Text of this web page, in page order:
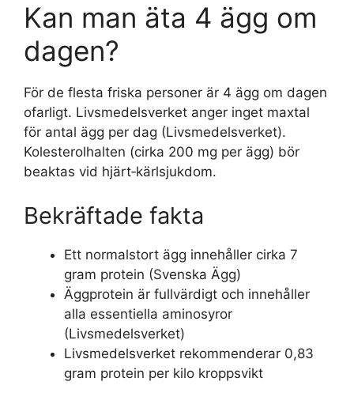
Kan man äta 4 ägg om
dagen?
För de flesta friska personer är 4 ägg om dagen
ofarligt. Livsmedelsverket anger inget maxtal
för antal ägg per dag (Livsmedelsverket).
Kolesterolhalten (cirka 200 mg per ägg) bör
beaktas vid hjärt‑kärlsjukdom.
Bekräftade fakta
Ett normalstort ägg innehåller cirka 7
gram protein (Svenska Ägg)
Äggprotein är fullvärdigt och innehåller
alla essentiella aminosyror
(Livsmedelsverket)
Livsmedelsverket rekommenderar 0,83
gram protein per kilo kroppsvikt